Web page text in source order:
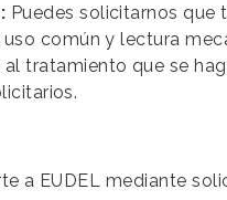
Puedes solicitarnos que
común y lectura
al tratamiento que se
a EUDEL mediante